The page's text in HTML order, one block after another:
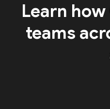
Learn
teams